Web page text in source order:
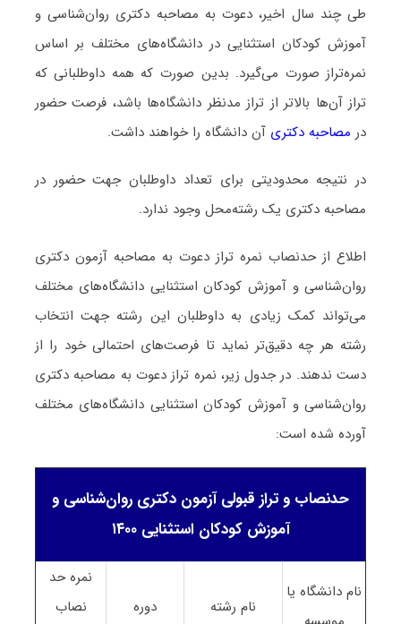
طی چند سال اخیر، دعوت به مصاحبه دکتری روان‌شناسی و
آموزش کودکان استثنایی در دانشگاه‌های مختلف بر اساس
نمره‌تراز صورت می‌گیرد. بدین صورت که همه داوطلبانی که
تراز آن‌ها بالاتر از تراز مدنظر دانشگاه‌ها باشد، فرصت حضور
در مصاحبه دکتری آن دانشگاه را خواهند داشت.
در نتیجه محدودیتی برای تعداد داوطلبان جهت حضور در
مصاحبه دکتری یک رشته‌محل وجود ندارد.
اطلاع از حدنصاب نمره تراز دعوت به مصاحبه آزمون دکتری
روان‌شناسی و آموزش کودکان استثنایی دانشگاه‌های مختلف
می‌تواند کمک زیادی به داوطلبان این رشته جهت انتخاب
رشته هر چه دقیق‌تر نماید تا فرصت‌های احتمالی خود را از
دست ندهند. در جدول زیر، نمره تراز دعوت به مصاحبه دکتری
روان‌شناسی و آموزش کودکان استثنایی دانشگاه‌های مختلف
آورده شده است:
حدنصاب و تراز قبولی آزمون دکتری روان‌شناسی و
آموزش کودکان استثنایی ۱۴۰۰
نام دانشگاه یا
نام رشته دوره
نمره حد
نصاب